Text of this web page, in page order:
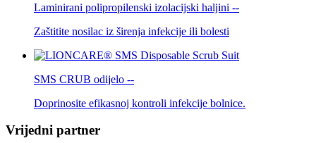
Laminirani polipropilenski izolacijski haljini --
Zaštitite nosilac iz širenja infekcije ili bolesti
SMS CRUB odijelo --
Doprinosite efikasnoj kontroli infekcije bolnice.
Vrijedni partner